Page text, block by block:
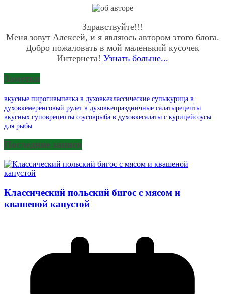
Здравствуйте!!!
Меня зовут Алексей, и я являюсь автором этого блога.
Добро пожаловать в мой маленький кусочек
Интернета! Узнать больше...
Заметки
вкусные пирогивыпечка в духовкеклассические супыкурица в
духовкемеренговый рулет в духовкепраздничные салатырецепты
вкусных суповрецепты соусоврыба в духовкесалаты с курицейсоусы
для рыбы
Последние записи
Классический польский бигос с мясом и
квашеной капустой